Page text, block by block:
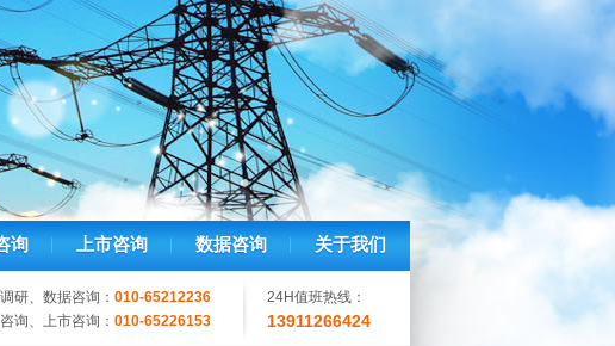
询 上市咨询 数据咨询 关于我们
24H值班热线：
13911266424
研、数据咨询： 010-65212236
询、上市咨询： 010-65226153